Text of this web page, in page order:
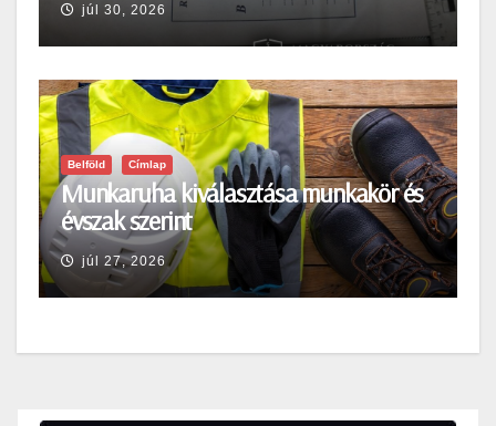
júl 30, 2026
Belföld Címlap
Munkaruha kiválasztása munkakör és
évszak szerint
júl 27, 2026